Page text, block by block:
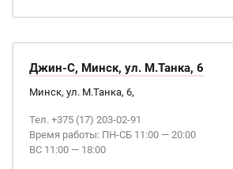
Джин-С, Минск, ул. М.Танка, 6
Минск, ул. М.Танка, 6,
Тел. +375 (17) 203-02-91
Время работы: ПН-СБ 11:00 — 20:00
ВС 11:00 — 18:00